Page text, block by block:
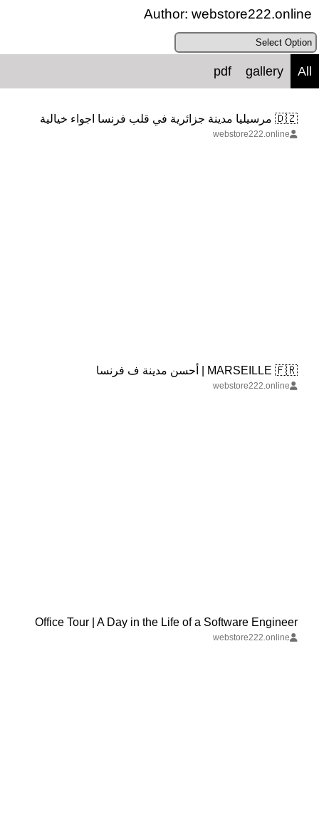
Author: webstore222.online
All
gallery
pdf
🇩🇿 مرسيليا مدينة جزائرية في قلب فرنسا اجواء خيالية
webstore222.online
MARSEILLE 🇫🇷 | أحسن مدينة ف فرنسا
webstore222.online
Office Tour | A Day in the Life of a Software Engineer
webstore222.online